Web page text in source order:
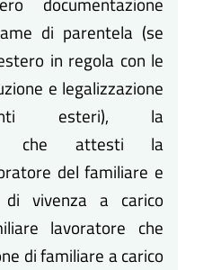
di parentela (se
in regola con le
e legalizzazione
esteri), la
che attesti la
del familiare e
di vivenza a carico
lavoratore che
di familiare a carico